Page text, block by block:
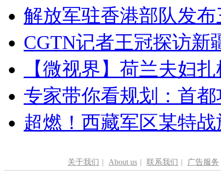
解放军驻香港部队发
CGTN记者王冠探访新
【微视界】荷兰夫妇
专家带你看规划：首
超燃！西藏军区某特
关于我们 | About us | 联系我们 | 广告服务